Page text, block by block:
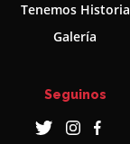
Tenemos Historia
Galería
Seguinos